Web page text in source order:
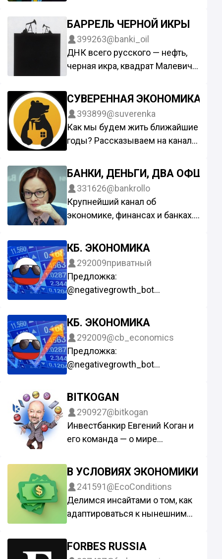
Биржа:
99Un
БАРРЕЛЬ ЧЕРНОЙ ИКРЫ
399263@banki_oil
ДНК всего русского — нефть,
черная икра, квадрат Малевича.
экономику, санкции и новую
Сотрудничество: @NeuroDenis
СУВЕРЕННАЯ ЭКОНОМИКА
393899@suverenka
Как мы будем жить ближайшие
годы? Рассказываем на канале
По редакционным вопросам:
@suveren_news
По вопросам партнерских
интеграций: @suverenka_rek
БАНКИ, ДЕНЬГИ, ДВА
331626@bankrollo
Крупнейший канал об
экономике, финансах и банках.
КБ. ЭКОНОМИКА
292009приватный
Предложка:
@negativegrowth_bot
КБ. ЭКОНОМИКА
292009@cb_economics
Предложка:
@negativegrowth_bot
BITKOGAN
290927@bitkogan
Инвестбанкир Евгений Коган и
его команда — о мире
будущем.
@bitkogan_ads
Пресс-служба: @kseniafff
Другие вопросы:
Новости: @bitkogan_hotline
В УСЛОВИЯХ ЭКОНОМИКИ
241591@EcoConditions
Делимся инсайтами о том, как
адаптироваться к нынешним
По рекламе: @alexandra_sales
FORBES RUSSIA